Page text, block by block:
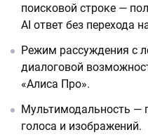
поисковой строке —
AI ответ без перехода
Режим рассуждения с
диалоговой
«Алиса Про».
Мультимодальность —
голоса и изображений.